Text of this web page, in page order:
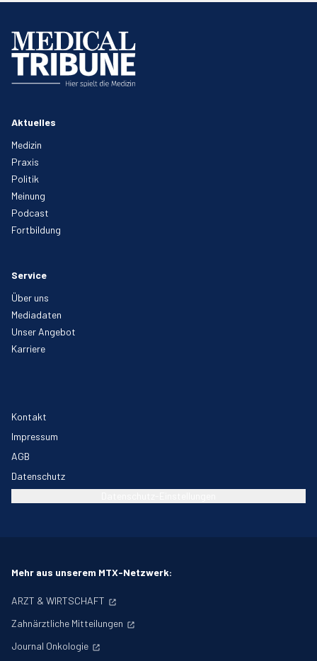
Aktuelles
Medizin
Praxis
Politik
Meinung
Podcast
Fortbildung
Service
Über uns
Mediadaten
Unser Angebot
Karriere
Kontakt
Impressum
AGB
Datenschutz
Mehr aus unserem MTX-Netzwerk:
ARZT & WIRTSCHAFT
Zahnärztliche Mitteilungen
Journal Onkologie